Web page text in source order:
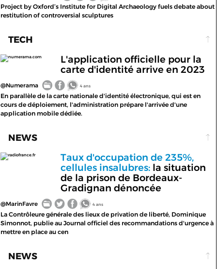
Project by Oxford’s Institute for Digital Archaeology fuels debate about
restitution of controversial sculptures
TECH
numerama.com
L'application officielle pour la
carte d'identité arrive en 2023
@Numerama 4 ans
En parallèle de la carte nationale d'identité électronique, qui est en
cours de déploiement, l'administration prépare l'arrivée d'une
application mobile dédiée.
NEWS
radiofrance.fr
Taux d'occupation de 235%,
cellules insalubres:la situation
de la prison de Bordeaux-
Gradignan dénoncée
@MarinFavre 4 ans
La Contrôleure générale des lieux de privation de liberté, Dominique
Simonnot, publie au Journal officiel des recommandations d'urgence à
mettre en place au cen
NEWS